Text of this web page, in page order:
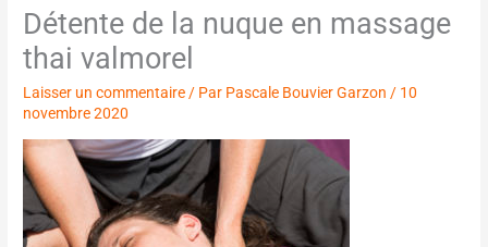
Détente de la nuque en massage
thai valmorel
Laisser un commentaire / Par Pascale Bouvier Garzon / 10
novembre 2020